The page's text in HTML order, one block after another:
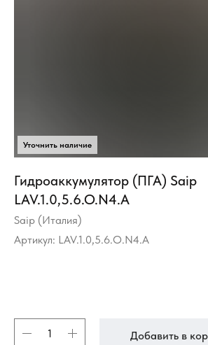
Гидроаккумулятор (ПГА) Saip
LAV.1.0,5.6.O.N4.A
Saip (Италия)
Артикул: LAV.1.0,5.6.O.N4.A
Добавить в